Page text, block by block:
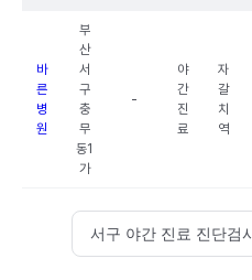
바
른
병
원
부
산
서
구
충
무
동1
가
-
야
간
진
료
자
갈
치
역
서구 야간 진료 진단검